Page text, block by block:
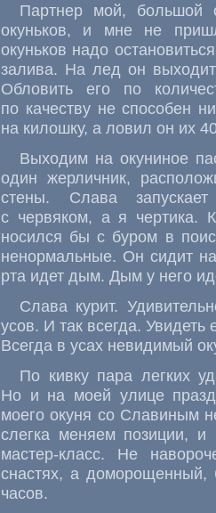
Партнер мой, большой
окуньков, и мне не
окуньков надо
залива. На лед он
Обловить его по
по качеству не способен
на килошку, а ловил он их
Выходим на окуниное
один жерличник,
стены. Слава
с червяком, а я чертика.
носился бы с буром в
ненормальные. Он сидит
рта идет дым. Дым у него
Слава курит.
усов. И так всегда. Увидеть
Всегда в усах невидимый
По кивку пара легких
Но и на моей улице
моего окуня со Славиным
слегка меняем позиции,
мастер-класс. Не
снастях, а
часов.